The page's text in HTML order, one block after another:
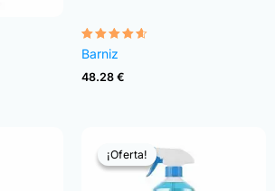
Valorado
con
4.54
de 5
Barniz
48.28 €
¡Oferta!
¡Oferta!